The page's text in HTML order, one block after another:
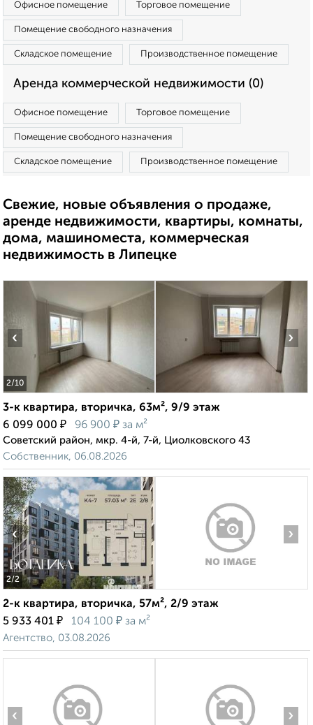
Офисное помещение Торговое помещение
Помещение свободного назначения
Складское помещение Производственное помещение
Аренда коммерческой недвижимости (0)
Офисное помещение Торговое помещение
Помещение свободного назначения
Складское помещение Производственное помещение
Свежие, новые объявления о продаже,
аренде недвижимости, квартиры, комнаты,
дома, машиноместа, коммерческая
недвижимость в Липецке
2/10
‹ ›
3-к квартира, вторичка, 63м², 9/9 этаж
6 099 000 ₽ 96 900 ₽ за м²
Советский район, мкр. 4-й, 7-й, Циолковского 43
Собственник, 06.08.2026
2/2
‹ ›
2-к квартира, вторичка, 57м², 2/9 этаж
5 933 401 ₽ 104 100 ₽ за м²
Агентство, 03.08.2026
‹ ›